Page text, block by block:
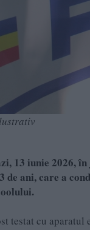
13 iunie 2026,
de ani, care a
testat cu